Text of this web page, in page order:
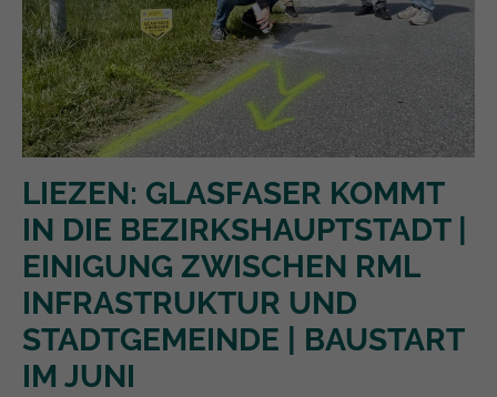
LIEZEN: GLASFASER KOMMT
IN DIE BEZIRKSHAUPTSTADT |
EINIGUNG ZWISCHEN RML
INFRASTRUKTUR UND
STADTGEMEINDE | BAUSTART
IM JUNI